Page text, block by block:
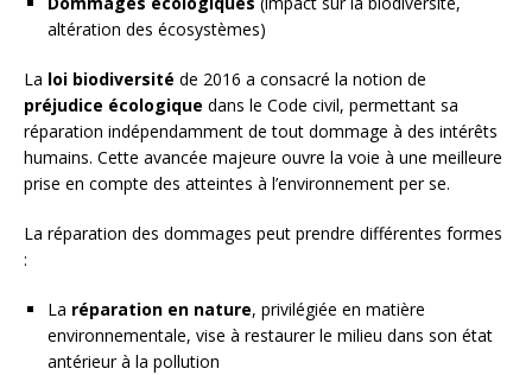
altération des écosystèmes)
La loi biodiversité de 2016 a consacré la notion de
préjudice écologique dans le Code civil, permettant sa
réparation indépendamment de tout dommage à des intérêts
humains. Cette avancée majeure ouvre la voie à une meilleure
prise en compte des atteintes à l’environnement per se.
La réparation des dommages peut prendre différentes formes
:
La réparation en nature, privilégiée en matière
environnementale, vise à restaurer le milieu dans son état
antérieur à la pollution